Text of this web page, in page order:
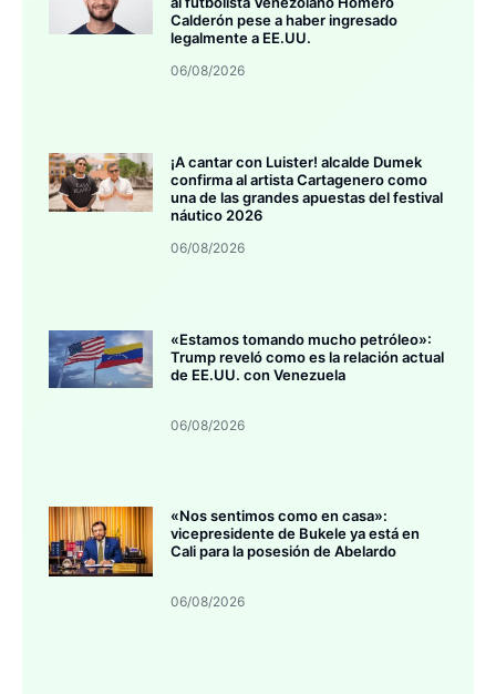
Calderón pese a haber ingresado
legalmente a EE.UU.
06/08/2026
¡A cantar con Luister! alcalde Dumek
confirma al artista Cartagenero como
una de las grandes apuestas del festival
náutico 2026
06/08/2026
«Estamos tomando mucho petróleo»:
Trump reveló como es la relación actual
de EE.UU. con Venezuela
06/08/2026
«Nos sentimos como en casa»:
vicepresidente de Bukele ya está en
Cali para la posesión de Abelardo
06/08/2026